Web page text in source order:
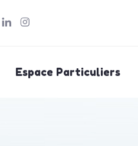
Espace Particuliers